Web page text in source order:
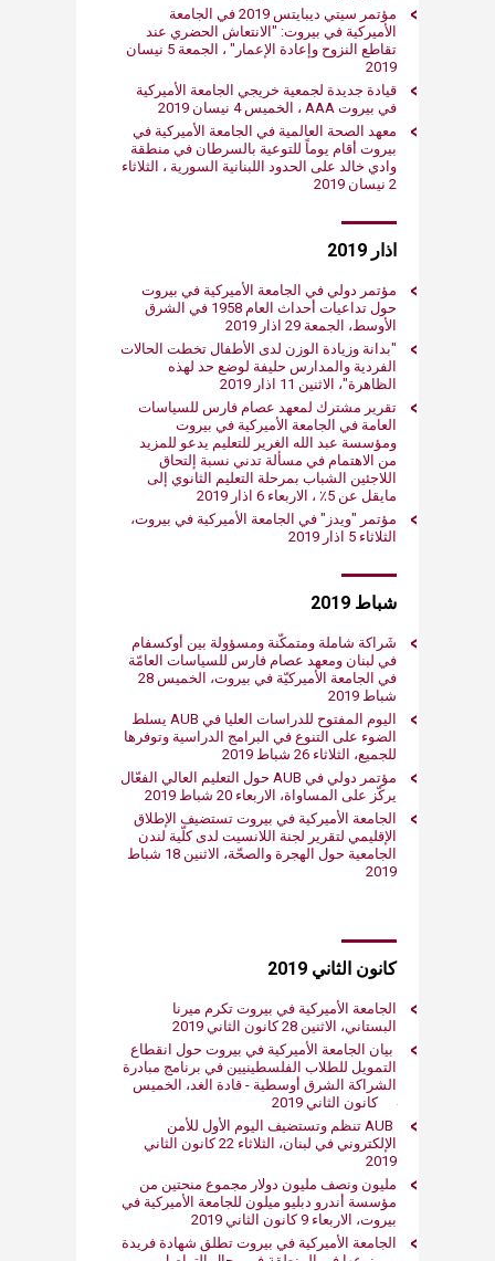
مؤتمر سيتي ديبايتس 2019 في الجامعة
الأميركية في بيروت: "الانتعاش الحضري عند
2019
قيادة جديدة لجمعية خريجي الجامعة الأميركية
في بيروت AAA ، الخميس 4 نيسان ​2019
معهد الصحة العالمية في الج​امعة الأميركية في
بيروت أقام يوماً للتوعية بالسرطان في منطقة
وادي خالد على الحدود اللبنانية السورية ، الثلاثاء
2 نيسان ​2019
اذار 2019
مؤتمر دولي في الجامعة الأميركية في بيروت
حول تداعيات أحداث العام 1958 في الشرق
الأوسط، الجمعة 29 اذار 2019
"بد​انة وزيادة الوزن لدى الأطفال تخطت الحالات
الفردية والمدارس حليفة لوضع حد لهذه
الظاهرة"، الاثنين 11 اذار 2019
تقرير مشترك لمعهد عصام فارس للسياسات
العامة في الجامعة الأميركية في بيروت
ومؤسسة عبد الله الغرير للتعليم يدعو ​للمزيد
من الاهتمام في مسألة تدني نسبة إلتحاق
اللاجئين الشباب بمرحلة التعليم الثانوي إلى
مايقل عن 5٪ ​، الاربعاء 6 اذار ​2019
مؤتمر "ويدز" في الجامعة الأميركية في بيروت​،
الثلاثاء 5 اذار ​2019
شباط 2019
شَراكة شاملة ومتمكّنة ومسؤولة بين أوكسفام
في لبنان ومعهد عصام فارس للسياسات العامّة
في الجامعة الأميركيّة في بيروت​، الخميس 28
شباط 2019
اليوم المفتوح للدراسات العليا في AUB يسلط
الضوء على التنوع في البرامج الدراسية وتوفرها
للجميع، الثلاثاء 26 شباط 2019
مؤتمر​ دولي في AUB حول التعليم العالي الفعّال
يركّز على المساواة، الاربعاء 20 شباط 2019
الجامعة الأميركية في بيروت تس​تضيف الإطلاق
الإقليمي لتقرير لجنة اللانسيت لدى كلّية لندن
الجامعية حول الهجرة والصحّة​، الاثنين 18 شباط
2019​​​
​كانون الثاني 2019​​
الجامعة الأميركية في بيروت تكرم ميرنا
البستاني، الاثنين 28 كانون الثاني 2019 ​
بيان الجامعة الأميركية في بيروت حول انقطاع
التمويل للطلاب الفلسطينيين في برنامج مبادرة
AUB تنظم وتستضيف اليوم الأول للأمن
الإلكتروني في لبنان، الثلاثاء 22 كانون الثاني
2019
​مليون ونصف مليون دولار مجموع منحتين من
مؤسسة أندرو دبليو ميلون للجامعة الأميركية في
بيروت، الاربعاء 9 كانون الثاني 2019
الجامعة الأميركية في بيروت تطلق شهادة فريدة